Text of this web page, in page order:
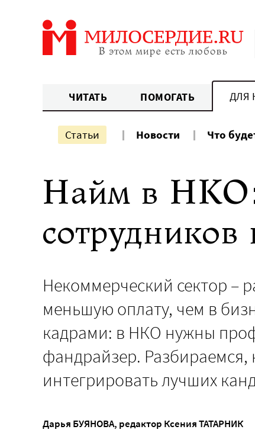
ЧИТАТЬ ПОМОГАТЬ ДЛЯ
Статьи Новости Что
Найм в НКО:
Некоммерческий сектор –
меньшую оплату, чем в
кадрами: в НКО нужны
фандрайзер.
интегрировать лучших
Дарья БУЯНОВА, редактор Ксения ТАТАРНИК